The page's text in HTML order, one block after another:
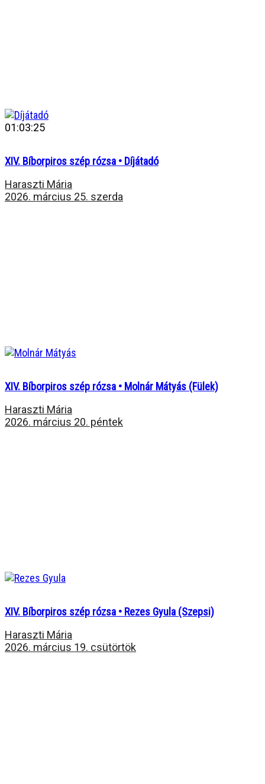
01:03:25
XIV. Bíborpiros szép rózsa • Díjátadó
Haraszti Mária
2026. március 25. szerda
XIV. Bíborpiros szép rózsa • Molnár Mátyás (Fülek)
Haraszti Mária
2026. március 20. péntek
XIV. Bíborpiros szép rózsa • Rezes Gyula (Szepsi)
Haraszti Mária
2026. március 19. csütörtök